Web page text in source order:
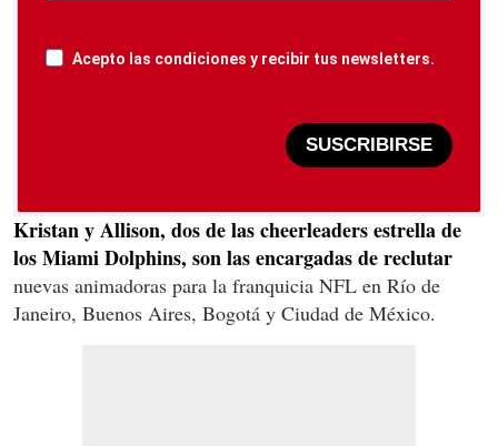
Acepto las condiciones y recibir tus newsletters.
SUSCRIBIRSE
Kristan y Allison, dos de las cheerleaders estrella de
los Miami Dolphins, son las encargadas de reclutar
nuevas animadoras para la franquicia NFL en Río de
Janeiro, Buenos Aires, Bogotá y Ciudad de México.